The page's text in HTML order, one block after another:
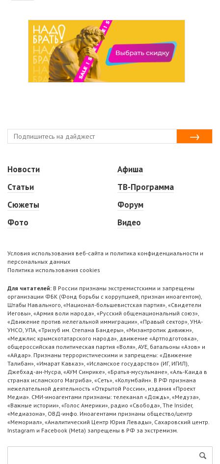
Новости
Статьи
Сюжеты
Фото
Афиша
ТВ-Программа
Форум
Видео
Условия использования веб-сайта и политика конфиденциальности и
персональных данных
Политика использования cookies
Для читателей: В России признаны экстремистскими и запрещены
организации ФБК (Фонд борьбы с коррупцией, признан иноагентом),
Штабы Навального, «Национал-большевистская партия», «Свидетели
Иеговы», «Армия воли народа», «Русский общенациональный союз»,
«Движение против нелегальной иммиграции», «Правый сектор», УНА-
УНСО, УПА, «Тризуб им. Степана Бандеры», «Мизантропик дивижн»,
«Меджлис крымскотатарского народа», движение «Артподготовка»,
общероссийская политическая партия «Воля», АУЕ, батальоны «Азов» и
«Айдар». Признаны террористическими и запрещены: «Движение
Талибан», «Имарат Кавказ», «Исламское государство» (ИГ, ИГИЛ),
Джебхад-ан-Нусра, «АУМ Синрике», «Братья-мусульмане», «Аль-Каида в
странах исламского Магриба», «Сеть», «Колумбайн». В РФ признана
нежелательной деятельность «Открытой России», издания «Проект
Медиа». СМИ-иноагентами признаны: телеканал «Дождь», «Медуза»,
«Важные истории», «Голос Америки», радио «Свобода», The Insider,
«Медиазона», ОВД-инфо. Иноагентами признаны общество/центр
«Мемориал», «Аналитический Центр Юрия Левады», Сахаровский центр.
Instagram и Facebook (Metа) запрещены в РФ за экстремизм.